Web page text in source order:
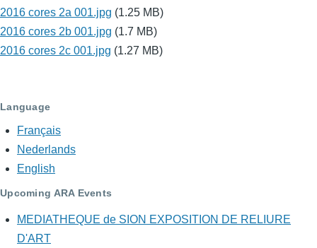
2016 cores 2a 001.jpg (1.25 MB)
2016 cores 2b 001.jpg (1.7 MB)
2016 cores 2c 001.jpg (1.27 MB)
Language
Français
Nederlands
English
Upcoming ARA Events
MEDIATHEQUE de SION EXPOSITION DE RELIURE
D'ART